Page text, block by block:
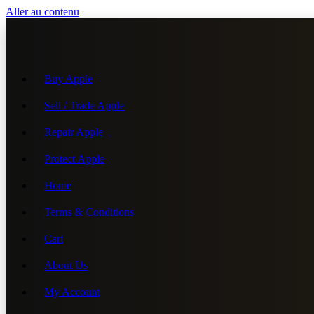
Aller au contenu
Buy Apple
Sell / Trade Apple
Repair Apple
Protect Apple
Home
Terms & Conditions
Cart
About Us
My Account